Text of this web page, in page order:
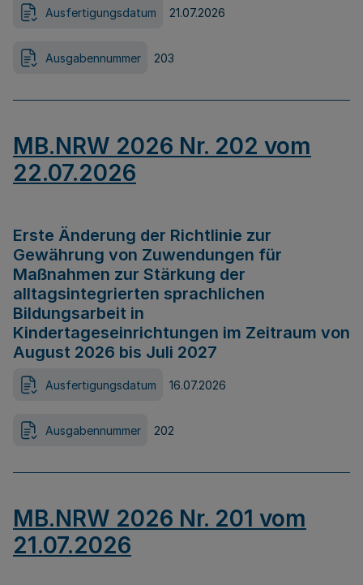
Ausfertigungsdatum 21.07.2026
Ausgabennummer 203
MB.NRW 2026 Nr. 202 vom
22.07.2026
Erste Änderung der Richtlinie zur
Gewährung von Zuwendungen für
Maßnahmen zur Stärkung der
alltagsintegrierten sprachlichen
Bildungsarbeit in
Kindertageseinrichtungen im Zeitraum von
August 2026 bis Juli 2027
Ausfertigungsdatum 16.07.2026
Ausgabennummer 202
MB.NRW 2026 Nr. 201 vom
21.07.2026